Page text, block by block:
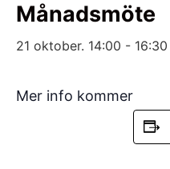
Månadsmöte
21 oktober. 14:00 - 16:30
Mer info kommer